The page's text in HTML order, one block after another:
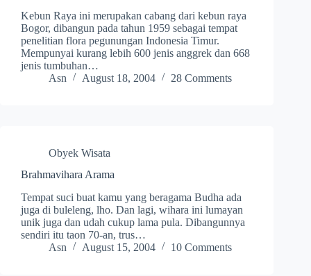
Kebun Raya ini merupakan cabang dari kebun raya
Bogor, dibangun pada tahun 1959 sebagai tempat
penelitian flora pegunungan Indonesia Timur.
Mempunyai kurang lebih 600 jenis anggrek dan 668
jenis tumbuhan…
Asn
August 18, 2004 28 Comments
Obyek Wisata
Brahmavihara Arama
Tempat suci buat kamu yang beragama Budha ada
juga di buleleng, lho. Dan lagi, wihara ini lumayan
unik juga dan udah cukup lama pula. Dibangunnya
sendiri itu taon 70-an, trus…
Asn
August 15, 2004 10 Comments